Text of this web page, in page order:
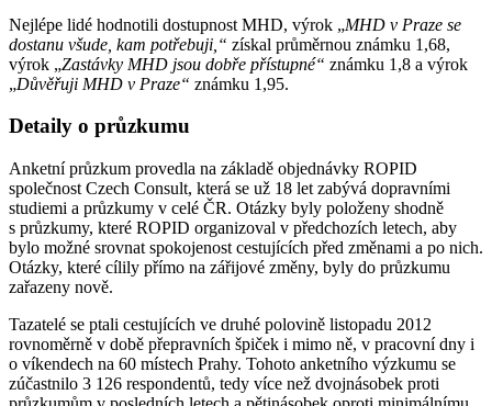
Nejlépe lidé hodnotili dostupnost MHD, výrok „MHD v Praze se
dostanu všude, kam potřebuji,“ získal průměrnou známku 1,68,
výrok „Zastávky MHD jsou dobře přístupné“ známku 1,8 a výrok
„Důvěřuji MHD v Praze“ známku 1,95.
Detaily o průzkumu
Anketní průzkum provedla na základě objednávky ROPID
společnost Czech Consult, která se už 18 let zabývá dopravními
studiemi a průzkumy v celé ČR. Otázky byly položeny shodně
s průzkumy, které ROPID organizoval v předchozích letech, aby
bylo možné srovnat spokojenost cestujících před změnami a po nich.
Otázky, které cílily přímo na zářijové změny, byly do průzkumu
zařazeny nově.
Tazatelé se ptali cestujících ve druhé polovině listopadu 2012
rovnoměrně v době přepravních špiček i mimo ně, v pracovní dny i
o víkendech na 60 místech Prahy. Tohoto anketního výzkumu se
zúčastnilo 3 126 respondentů, tedy více než dvojnásobek proti